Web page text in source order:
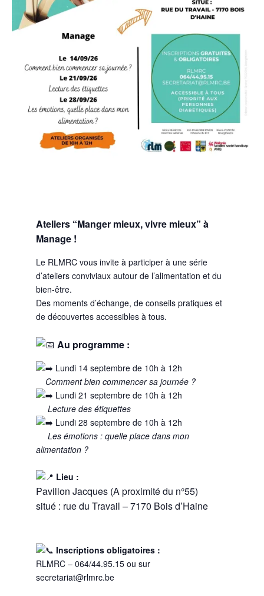
Ateliers “Manger mieux, vivre mieux” à
Manage !
Le RLMRC vous invite à participer à une série
d’ateliers conviviaux autour de l’alimentation et du
bien-être.
Des moments d’échange, de conseils pratiques et
de découvertes accessibles à tous.
Au programme :
Lundi 14 septembre de 10h à 12h
Comment bien commencer sa journée ?
Lundi 21 septembre de 10h à 12h
Lecture des étiquettes
Lundi 28 septembre de 10h à 12h
Les émotions : quelle place dans mon
alimentation ?
Lieu :
Pavillon Jacques (A proximité du n°55)
situé : rue du Travail – 7170 Bois d’Haine
Inscriptions obligatoires :
RLMRC – 064/44.95.15 ou sur
secretariat@rlmrc.be